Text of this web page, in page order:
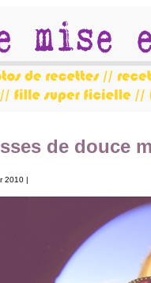
de douce
2010 |